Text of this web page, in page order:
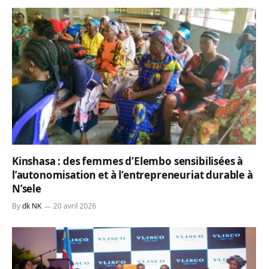
Kinshasa : des femmes d’Elembo sensibilisées à
l’autonomisation et à l’entrepreneuriat durable à
N’sele
Bydk NK 20 avril 2026